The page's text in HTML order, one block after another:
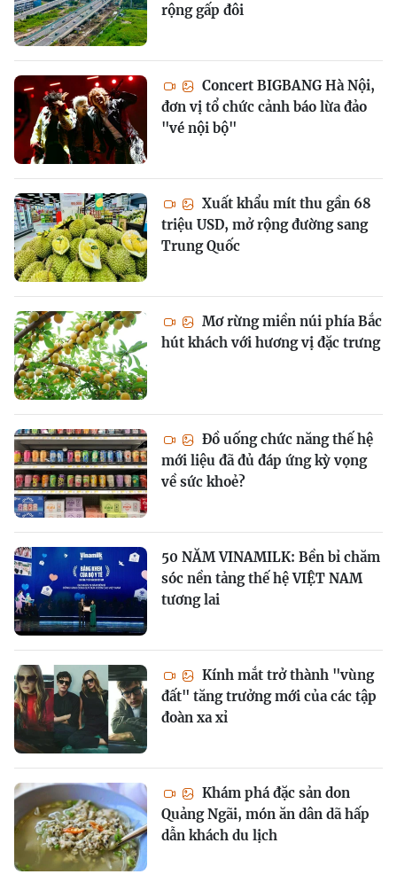
rộng gấp đôi
Concert BIGBANG Hà Nội,
đơn vị tổ chức cảnh báo lừa đảo
"vé nội bộ"
Xuất khẩu mít thu gần 68
triệu USD, mở rộng đường sang
Trung Quốc
Mơ rừng miền núi phía Bắc
hút khách với hương vị đặc trưng
Đồ uống chức năng thế hệ
mới liệu đã đủ đáp ứng kỳ vọng
về sức khoẻ?
50 NĂM VINAMILK: Bền bỉ chăm
sóc nền tảng thế hệ VIỆT NAM
tương lai
Kính mắt trở thành "vùng
đất" tăng trưởng mới của các tập
đoàn xa xỉ
Khám phá đặc sản don
Quảng Ngãi, món ăn dân dã hấp
dẫn khách du lịch